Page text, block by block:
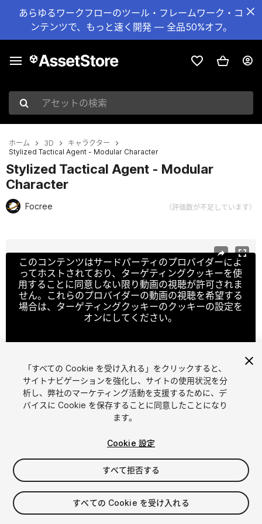
あらゆるワークフローのツール・フレームワーク・コ
ンテンツで、もっと速く開発 — 全品50%オフ。
アセットの検索
ホーム 3D
キャラクター
Stylized Tactical Agent - Modular Character
Stylized Tactical Agent - Modular
Character
Focree （評価数が不足しています）
このコンテンツはサードパーティのプロバイダーによ
ってホストされており、ターゲティングクッキーを使
用することに同意しない限り動画の視聴が許可されま
せん。これらのプロバイダーの動画の視聴を希望する
場合は、ターゲティングクッキーのクッキーの設定を
オンにしてください。
クッキーの設定
1/20
$49.99
消費税は決済時に計算されます
「すべての Cookie を受け入れる」をクリックすると、
サイトナビゲーションを強化し、サイトの使用状況を分
析し、弊社のマーケティング活動を支援するために、デ
バイスに Cookie を保存することに同意したことになり
ます。
Cookie 設定
すべて拒否する
すべての Cookie を受け入れる